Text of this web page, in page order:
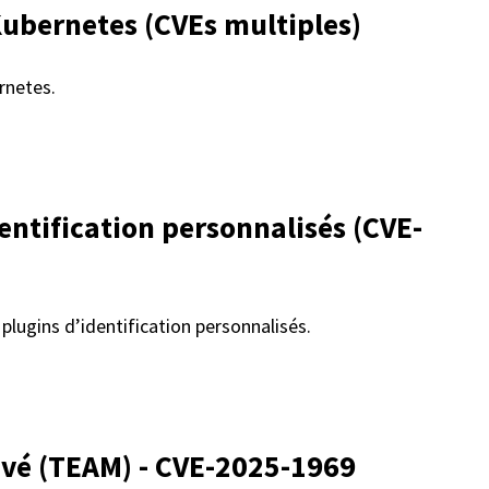
(CVEs multiples)
personnalisés (CVE-
d’identification personnalisés.
(TEAM) - CVE-2025-1969